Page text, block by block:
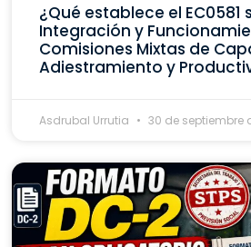
¿Qué establece el EC0581
Integración y
Comisiones Mixtas de
Adiestramiento y
Asdrubal Urrutia 30 de septiembre